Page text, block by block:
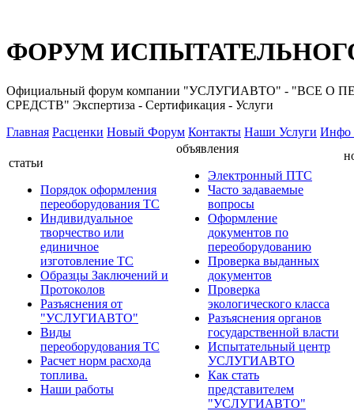
ФОРУМ
Официальный форум компании "УСЛУГИАВТО" -
СРЕДСТВ" Экспертиза - Сертификация - Услуги
Главная Расценки Новый Форум Контакты Наши Услуги Инфо
статьи
Порядок оформления
переоборудования ТС
Индивидуальное
творчество или
единичное
изготовление ТС
Образцы Заключений и
Протоколов
Разъяснения от
"УСЛУГИАВТО"
Виды
переоборудования ТС
Расчет норм расхода
топлива.
Наши работы
объявления
Электронный ПТС
Часто задаваемые
вопросы
Оформление
документов по
переоборудованию
Проверка выданных
документов
Проверка
экологического класса
Разъяснения органов
государственной власти
Испытательный центр
УСЛУГИАВТО
Как стать
представителем
"УСЛУГИАВТО"